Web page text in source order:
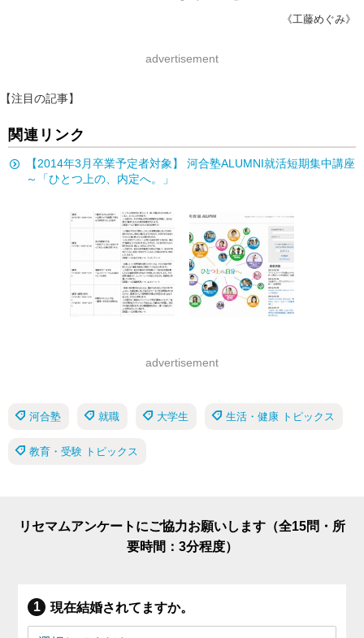
《工藤めぐみ》
advertisement
【注目の記事】
関連リンク
【2014年3月卒業予定者対象】 河合塾ALUMNI就活短期集中講座
～「ひとつ上の、内定へ。」
advertisement
河合塾 就職 大学生 生活・健康 トピックス
教育・受験 トピックス
リセマムアンケートにご協力お願いします（全15問・所
要時間：3分程度）
現在結婚されてますか。